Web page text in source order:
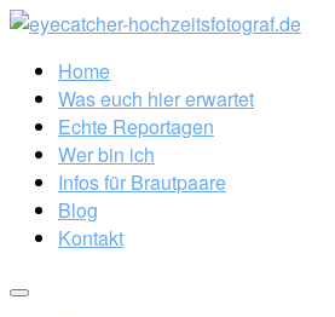
Home
Was euch hier erwartet
Echte Reportagen
Wer bin ich
Infos für Brautpaare
Blog
Kontakt